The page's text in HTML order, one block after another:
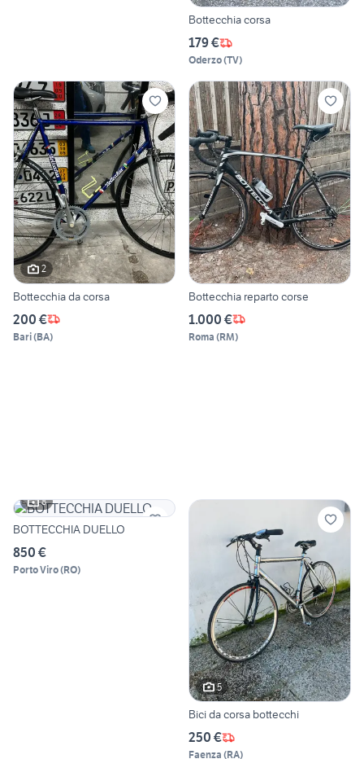
Bottecchia corsa
179 €
Oderzo(TV)
2
Bottecchia da corsa
200 €
Bari(BA)
Bottecchia reparto corse
1.000 €
Roma (RM)
8
BOTTECCHIA DUELLO
850 €
Porto Viro(RO)
5
Bici da corsa bottecchi
250 €
Faenza (RA)